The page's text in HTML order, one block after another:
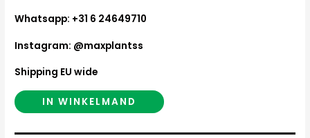
Whatsapp: +31 6 24649710
Instagram: @maxplantss
Shipping EU wide
IN WINKELMAND